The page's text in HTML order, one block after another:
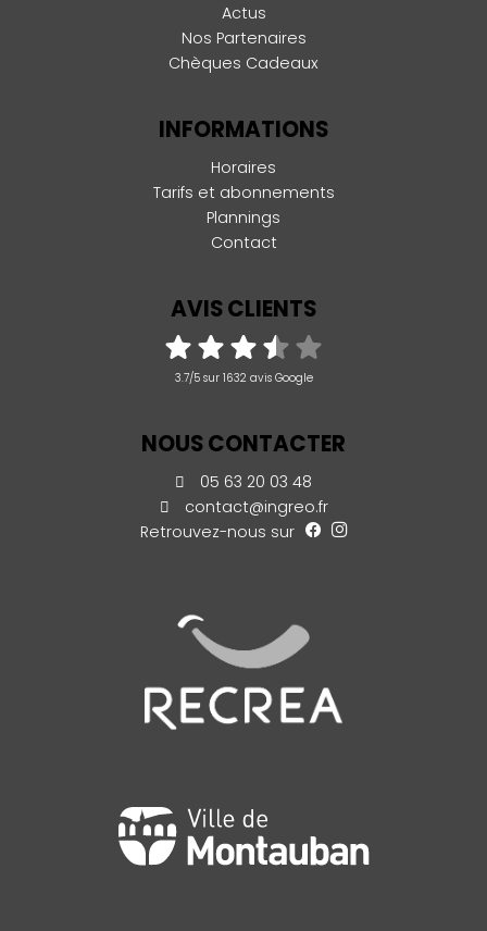
Actus
Nos Partenaires
Chèques Cadeaux
INFORMATIONS
Horaires
Tarifs et abonnements
Plannings
Contact
AVIS CLIENTS
3.7/5 sur 1632 avis Google
NOUS CONTACTER
05 63 20 03 48
contact@ingreo.fr
Retrouvez-nous sur